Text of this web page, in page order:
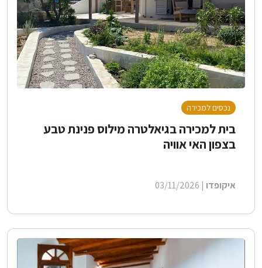
נכסים למכירה
בית למכירה בגיאלטרה מילוס פנינת טבע
בצפון האי אוויה
איקופדו | 03/11/2026